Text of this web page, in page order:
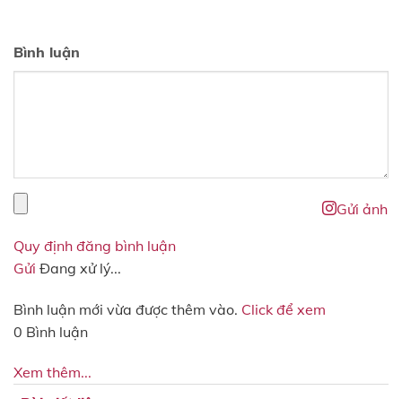
Bình luận
Gửi ảnh
Quy định đăng bình luận
Gửi Đang xử lý...
Bình luận mới vừa được thêm vào. Click để xem
0 Bình luận
Xem thêm...